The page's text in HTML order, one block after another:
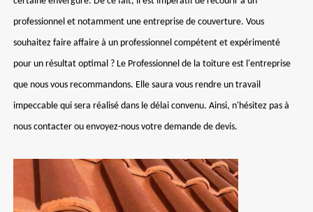
professionnel et notamment une entreprise de couverture. Vous
souhaitez faire affaire à un professionnel compétent et expérimenté
pour un résultat optimal ? Le Professionnel de la toiture est l'entreprise
que nous vous recommandons. Elle saura vous rendre un travail
impeccable qui sera réalisé dans le délai convenu. Ainsi, n'hésitez pas à
nous contacter ou envoyez-nous votre demande de devis.